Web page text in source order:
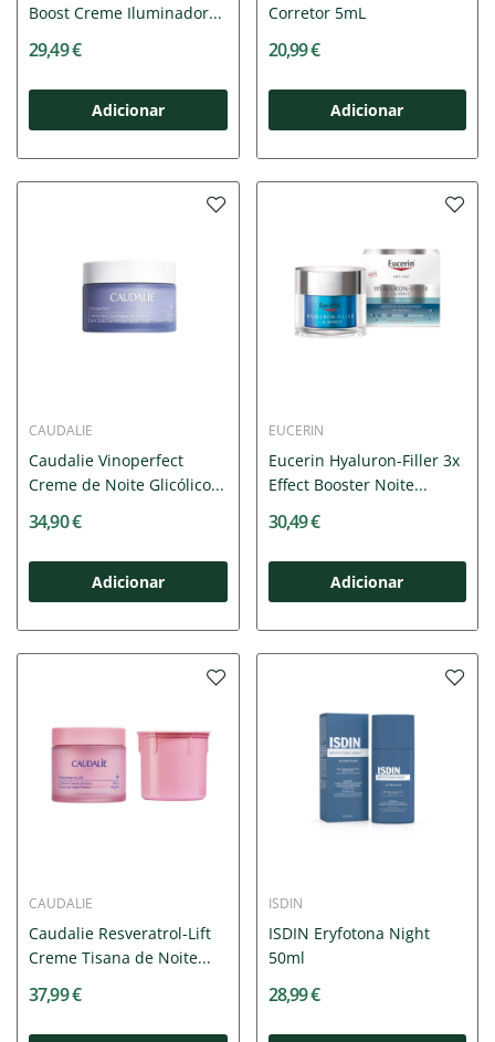
Boost Creme Iluminador...
29,49 €
Adicionar
Corretor 5mL
20,99 €
Adicionar
CAUDALIE
Caudalie Vinoperfect
Creme de Noite Glicólico...
34,90 €
Adicionar
EUCERIN
Eucerin Hyaluron-Filler 3x
Effect Booster Noite...
30,49 €
Adicionar
CAUDALIE
Caudalie Resveratrol-Lift
Creme Tisana de Noite...
37,99 €
ISDIN
ISDIN Eryfotona Night
50ml
28,99 €